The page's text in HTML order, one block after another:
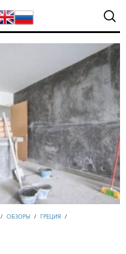
/ ОБЗОРЫ / ГРЕЦИЯ /